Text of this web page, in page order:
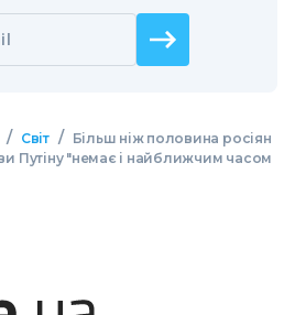
/ Світ /
Більш ніж половина росіян
Путіну "немає і найближчим часом